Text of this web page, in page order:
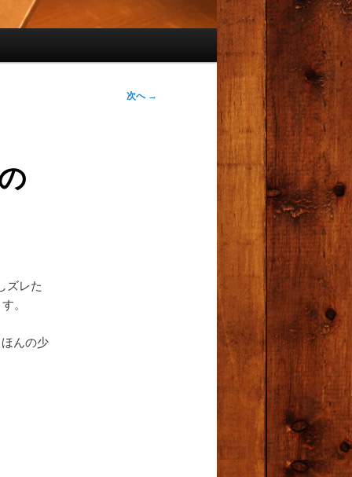
次へ →
ズレた
。
んの少